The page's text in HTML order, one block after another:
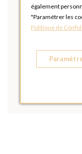
également
"Paramétrer les
Politique de